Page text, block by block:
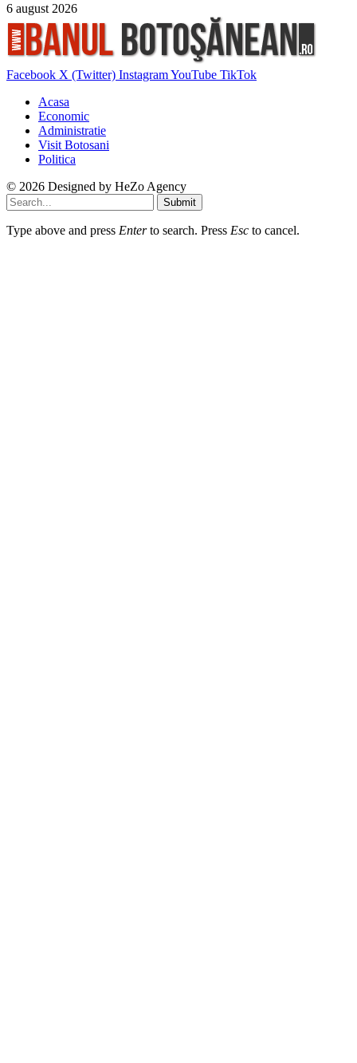
6 august 2026
Facebook X (Twitter) InstagramYouTube TikTok
Acasa
Economic
Administratie
Visit Botosani
Politica
© 2026 Designed by HeZo Agency
Submit
Type above and press Enterto search. Press Esc to cancel.